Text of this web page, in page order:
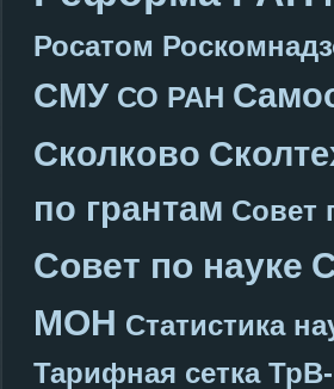
Росатом
СМУ СО РАН
Сколково
по грантам Совет
Совет по науке
МОН Статистика
Тарифная сетка